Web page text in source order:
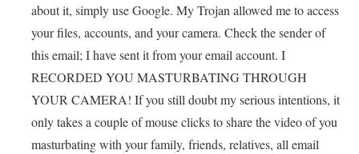
about it, simply use Google. My Trojan allowed me to access
your files, accounts, and your camera. Check the sender of
this email; I have sent it from your email account. I
RECORDED YOU MASTURBATING THROUGH
YOUR CAMERA! If you still doubt my serious intentions, it
only takes a couple of mouse clicks to share the video of you
masturbating with your family, friends, relatives, all email